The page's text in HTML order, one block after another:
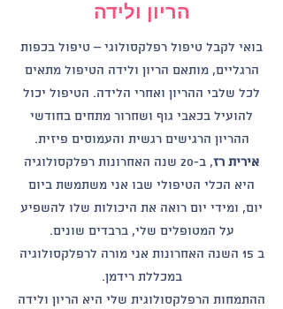
הריון ולידה
בואי לקבל טיפול רפלקסולוגי – טיפול בכפות
הרגליים, מותאם הריון ולידה הטיפול מתאים
לכל שלבי ההריון ואחרי הלידה. הטיפול יכול
להועיל בכאבי גוף ושחרור מתחים בחודשי
ההריון הרגישים רגשית והעמוסים פיזית.
אירית רז
, ב-20 שנה האחרונות רפלקסולוגיה
היא הכלי הטיפולי שבו אני משתמשת ביום
יום, ומידי יום רואה את היכולות שלו להשפיע
על המטופלים שלי, ברבדים שונים.
ב 15 השנה האחרונות אני מורה לרפלקסולוגיה
במכללת רידמן.
ההתמחות הרפלקסולוגית שלי היא הריון ולידה